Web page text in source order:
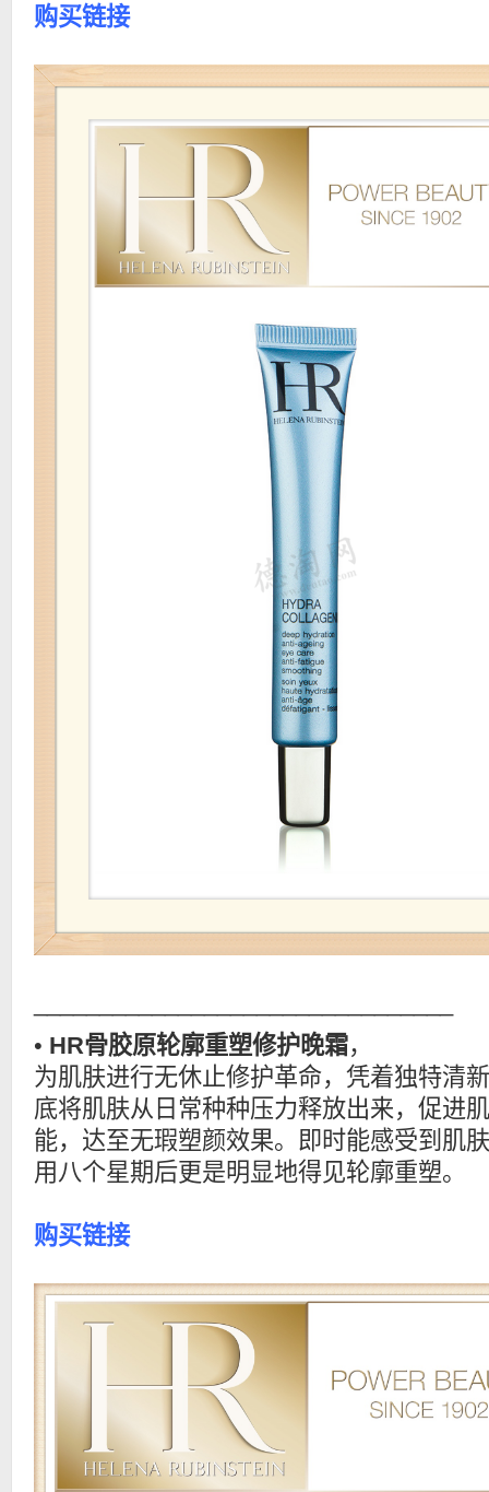
购买链接
• HR骨胶原轮廓重塑修护晚霜，
为肌肤进行无休止修护革命，凭着独特清
底将肌肤从日常种种压力释放出来，促进
能，达至无瑕塑颜效果。即时能感受到肌
用八个星期后更是明显地得见轮廓重塑。
购买链接